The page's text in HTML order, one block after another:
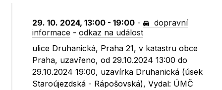
29. 10. 2024, 13:00 - 19:00 -
dopravní
informace -odkaz na událost
ulice Druhanická, Praha 21, v katastru obce
Praha, uzavřeno, od 29.10.2024 13:00 do
29.10.2024 19:00, uzavírka Druhanická (úsek
Staroújezdská - Rápošovská), Vydal: ÚMČ